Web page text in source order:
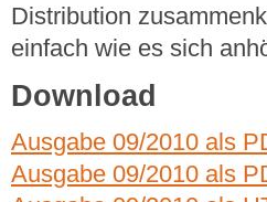
Distribution
einfach wie es sich
Download
Ausgabe 09/2010 als
Ausgabe 09/2010 als